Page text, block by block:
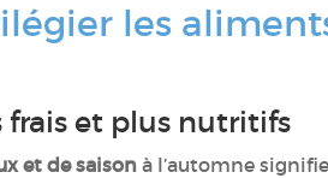
les
frais et plus nutritifs
et de saison à l’automne